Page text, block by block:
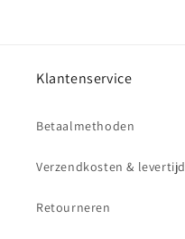
Klantenservice
Betaalmethoden
Verzendkosten & levertijd
Retourneren